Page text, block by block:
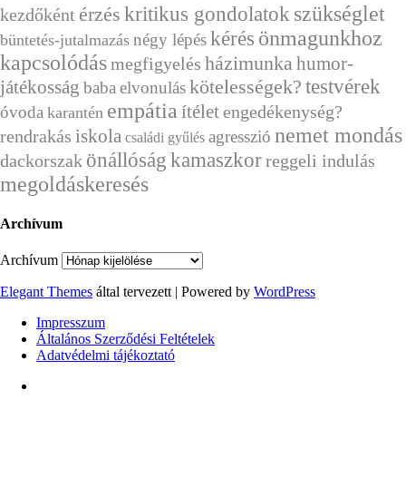
kezdőként érzés kritikus gondolatok szükséglet
büntetés-jutalmazás négy lépéskérés önmagunkhoz
kapcsolódásmegfigyelés házimunka humor-
játékosság baba elvonuláskötelességek? testvérek
óvoda karantén empátia ítéletengedékenység?
rendrakás iskola családi gyűlés agresszió nemet mondás
dackorszak önállóság kamaszkorreggeli indulás
megoldáskeresés
Archívum
Archívum
Elegant Themes által tervezett | Powered by WordPress
Impresszum
Általános Szerződési Feltételek
Adatvédelmi tájékoztató